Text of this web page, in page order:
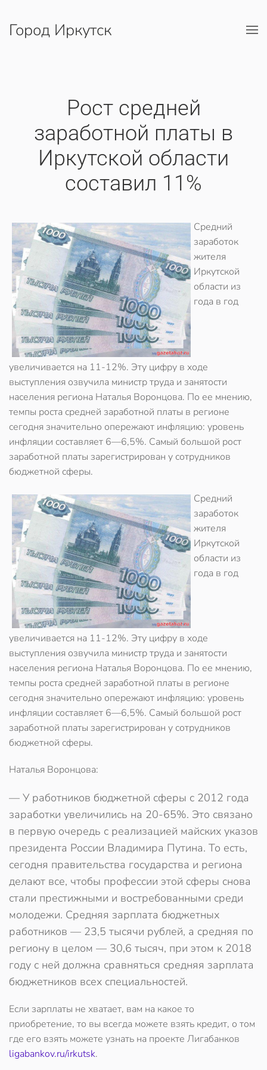
Перейти к содержимому
Город Иркутск
Рост средней
заработной платы в
Иркутской области
составил 11%
Средний
заработок
жителя
Иркутской
области из
года в год
увеличивается на 11-12%. Эту цифру в ходе
выступления озвучила министр труда и занятости
населения региона Наталья Воронцова. По ее мнению,
темпы роста средней заработной платы в регионе
сегодня значительно опережают инфляцию: уровень
инфляции составляет 6—6,5%. Самый большой рост
заработной платы зарегистрирован у сотрудников
бюджетной сферы.
Средний
заработок
жителя
Иркутской
области из
года в год
увеличивается на 11-12%. Эту цифру в ходе
выступления озвучила министр труда и занятости
населения региона Наталья Воронцова. По ее мнению,
темпы роста средней заработной платы в регионе
сегодня значительно опережают инфляцию: уровень
инфляции составляет 6—6,5%. Самый большой рост
заработной платы зарегистрирован у сотрудников
бюджетной сферы.
Наталья Воронцова:
— У работников бюджетной сферы с 2012 года
заработки увеличились на 20-65%. Это связано
в первую очередь с реализацией майских указов
президента России Владимира Путина. То есть,
сегодня правительства государства и региона
делают все, чтобы профессии этой сферы снова
стали престижными и востребованными среди
молодежи. Средняя зарплата бюджетных
работников — 23,5 тысячи рублей, а средняя по
региону в целом — 30,6 тысяч, при этом к 2018
году с ней должна сравняться средняя зарплата
бюджетников всех специальностей.
Если зарплаты не хватает, вам на какое то
приобретение, то вы всегда можете взять кредит, о том
где его взять можете узнать на проекте Лигабанков
ligabankov.ru/irkutsk.